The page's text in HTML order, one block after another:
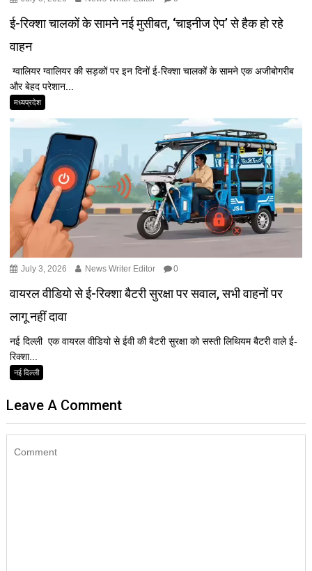
ई-रिक्शा चालकों के सामने नई मुसीबत, ‘चाइनीज ऐप’ से हैक हो रहे
वाहन
ग्वालियर ग्वालियर की सड़कों पर इन दिनों ई-रिक्शा चालकों के सामने एक अजीबोगरीब
और बेहद परेशान...
मध्यप्रदेश
July 3, 2026 News Writer Editor 0
वायरल वीडियो से ई-रिक्शा बैटरी सुरक्षा पर सवाल, सभी वाहनों पर
लागू नहीं दावा
नई दिल्ली एक वायरल वीडियो से ईवी की बैटरी सुरक्षा को सस्ती लिथियम बैटरी वाले ई-
रिक्शा...
नई दिल्ली
Leave A Comment